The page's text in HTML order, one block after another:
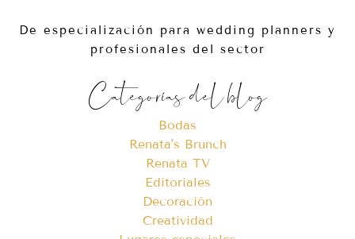
De especialización para wedding planners y
profesionales del sector
Categorías del blog
Bodas
Renata's Brunch
Renata TV
Editoriales
Decoración
Creatividad